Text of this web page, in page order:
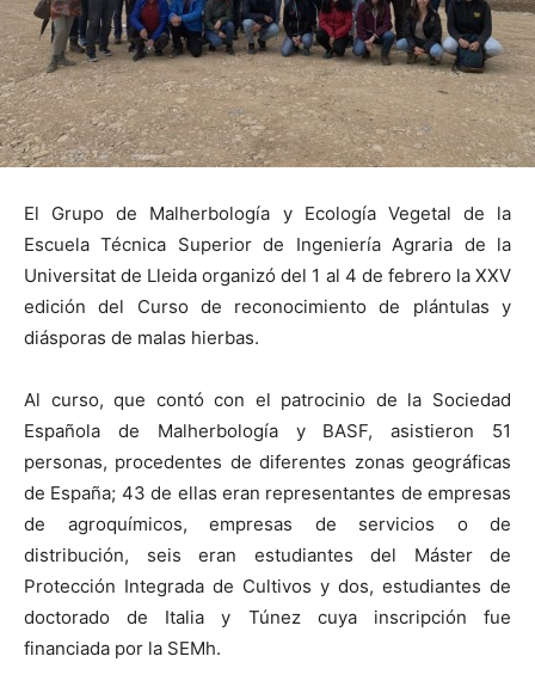
El Grupo de Malherbología y Ecología Vegetal de la
Escuela Técnica Superior de Ingeniería Agraria de la
Universitat de Lleida organizó del 1 al 4 de febrero la XXV
edición del Curso de reconocimiento de plántulas y
diásporas de malas hierbas.
Al curso, que contó con el patrocinio de la Sociedad
Española de Malherbología y BASF, asistieron 51
personas, procedentes de diferentes zonas geográficas
de España; 43 de ellas eran representantes de empresas
de agroquímicos, empresas de servicios o de
distribución, seis eran estudiantes del Máster de
Protección Integrada de Cultivos y dos, estudiantes de
doctorado de Italia y Túnez cuya inscripción fue
financiada por la SEMh.